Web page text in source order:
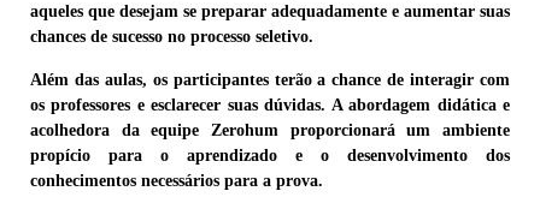
aqueles que desejam se preparar adequadamente e aumentar suas
chances de sucesso no processo seletivo.
Além das aulas, os participantes terão a chance de interagir com
os professores e esclarecer suas dúvidas. A abordagem didática e
acolhedora da equipe Zerohum proporcionará um ambiente
propício para o aprendizado e o desenvolvimento dos
conhecimentos necessários para a prova.